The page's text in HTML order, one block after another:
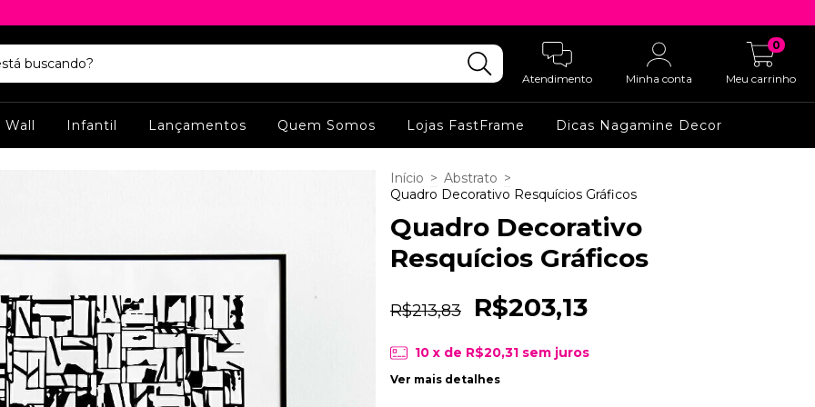
Atendimento Minha conta Meu carrinho
0
Wall Infantil Lançamentos Quem Somos Lojas FastFrame Dicas Nagamine Decor
Início > Abstrato >
Quadro Decorativo Resquícios Gráficos
Quadro Decorativo
Resquícios Gráficos
R$213,83 R$203,13
10 x de R$20,31 sem juros
Ver mais detalhes